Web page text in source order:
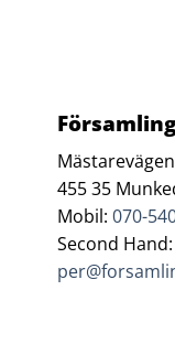
455 35
Mobil:070-
Second